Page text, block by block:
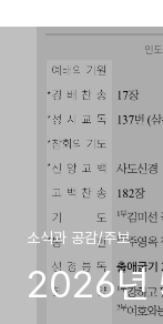
소식과 공감/주보
2026년